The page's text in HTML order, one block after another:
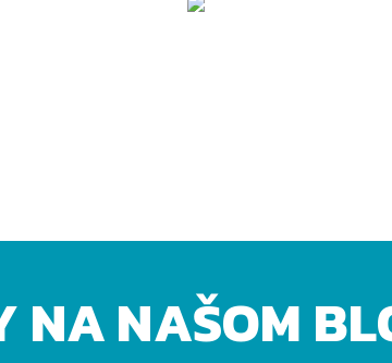
NA NAŠOM